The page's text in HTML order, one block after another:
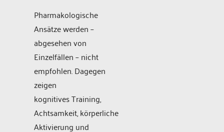
Pharmakologische
Ansätze werden –
abgesehen von
Einzelfällen – nicht
empfohlen. Dagegen
zeigen
kognitives Training,
Achtsamkeit, körperliche
Aktivierung und